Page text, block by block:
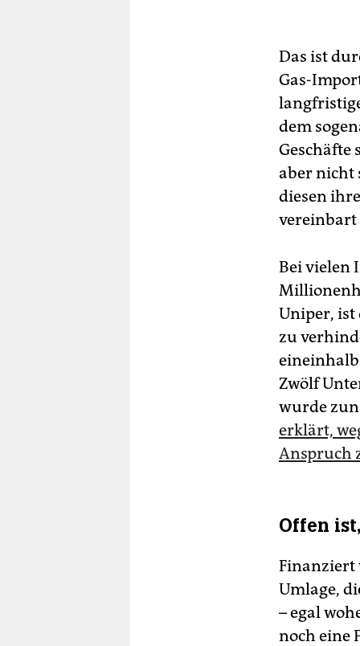
Das ist
Gas-
dem
Geschäfte
aber nicht
diesen
vereinbart
Bei vielen
Uniper, ist
zu
eineinhalb
Zwölf
wurde
erklärt,
Anspruch
Offen
Finanziert
Umlage,
– egal
noch eine